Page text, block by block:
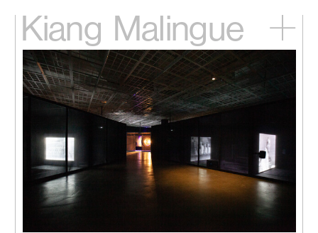
Kiang Malingue
主頁
展覽
藝術家
視頻
關於我們
English